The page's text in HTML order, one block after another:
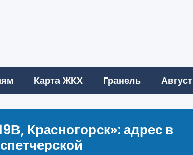
Карта ЖКХ Гранель Август
Красногорск»‎: адрес в